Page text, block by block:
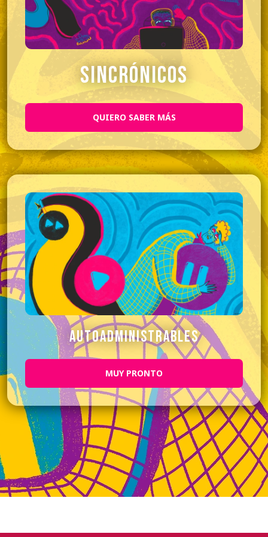
sincrónicos
QUIERO SABER MÁS
autoadministrables
MUY PRONTO